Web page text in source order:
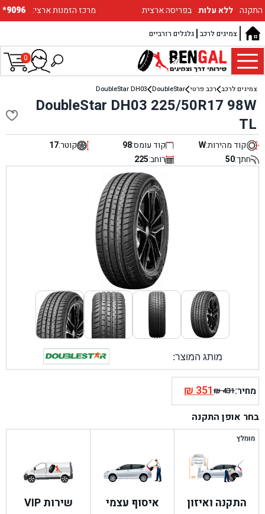
*9096 :מרכז הזמנות ארצי התקנה ללא עלות בפריסה ארצית
גלגלים רזרביים צמיגים לרכב
0
צמיגים לרכב רכב פרטי DoubleStar
DoubleStar DH03
DoubleStar DH03 225/50R17 98W
TL
קוד מהירות:W קוד עומס:98 קוטר:17
חתך:50 רוחב:225
מותג המוצר:
מחיר: ₪431
המחיר
המקורי
היה:
₪351המחיר
הנוכחי
הוא:
בחר אופן התקנה
מומלץ
התקנה ואיזון איסוף עצמי שירות VIP